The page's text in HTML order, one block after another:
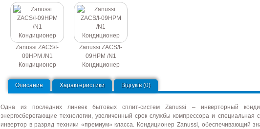
Zanussi ZACS/I-
09HPM /N1
Кондиционер
Zanussi ZACS/I-
09HPM /N1
Кондиционер
Описание Характеристики Відгуків (0)
Одна из последних линеек бытовых сплит-систем Zanussi – инверторный
энергосберегающие технологии, увеличенный срок службы компрессора и
инвертор в разряд техники «премиум» класса. Кондиционер Zanussi, обеспечивающий